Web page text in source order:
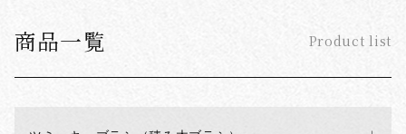
商品一覧 Product list